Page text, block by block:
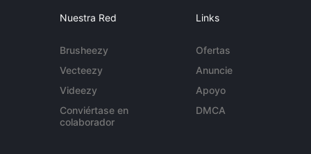
Nuestra Red
Brusheezy
Vecteezy
Videezy
Conviértase en
colaborador
Links
Ofertas
Anuncie
Apoyo
DMCA